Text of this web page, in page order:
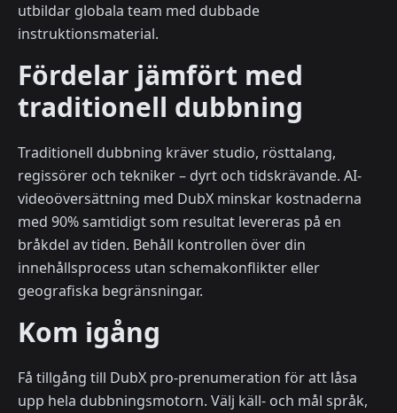
utbildar globala team med dubbade
instruktionsmaterial.
Fördelar jämfört med
traditionell dubbning
Traditionell dubbning kräver studio, rösttalang,
regissörer och tekniker – dyrt och tidskrävande. AI-
videoöversättning med DubX minskar kostnaderna
med 90% samtidigt som resultat levereras på en
bråkdel av tiden. Behåll kontrollen över din
innehållsprocess utan schemakonflikter eller
geografiska begränsningar.
Kom igång
Få tillgång till DubX pro-prenumeration för att låsa
upp hela dubbningsmotorn. Välj käll- och mål språk,